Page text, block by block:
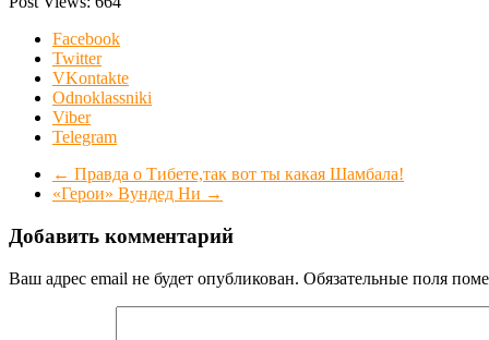
Facebook
Twitter
VKontakte
Odnoklassniki
Viber
Telegram
← Правда о Тибете,так вот ты какая Шамбала!
«Герои» Вундед Ни →
Добавить комментарий
Ваш адрес email не будет опубликован. Обязательные поля